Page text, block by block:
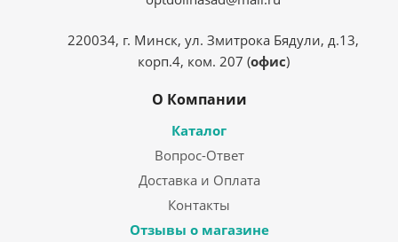
220034, г. Минск, ул. Змитрока Бядули, д.13,
корп.4, ком. 207 (офис)
О Компании
Каталог
Вопрос-Ответ
Доставка и Оплата
Контакты
Отзывы о магазине